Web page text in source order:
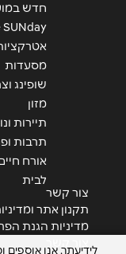
הודעה*
חדש
מסעדות
שופינג
מזון
תיירות
תרבות
אורח
לבית
צור קשר
תקנון אתר
מדיניות הגנת
לידיעתך, אנו אוספים